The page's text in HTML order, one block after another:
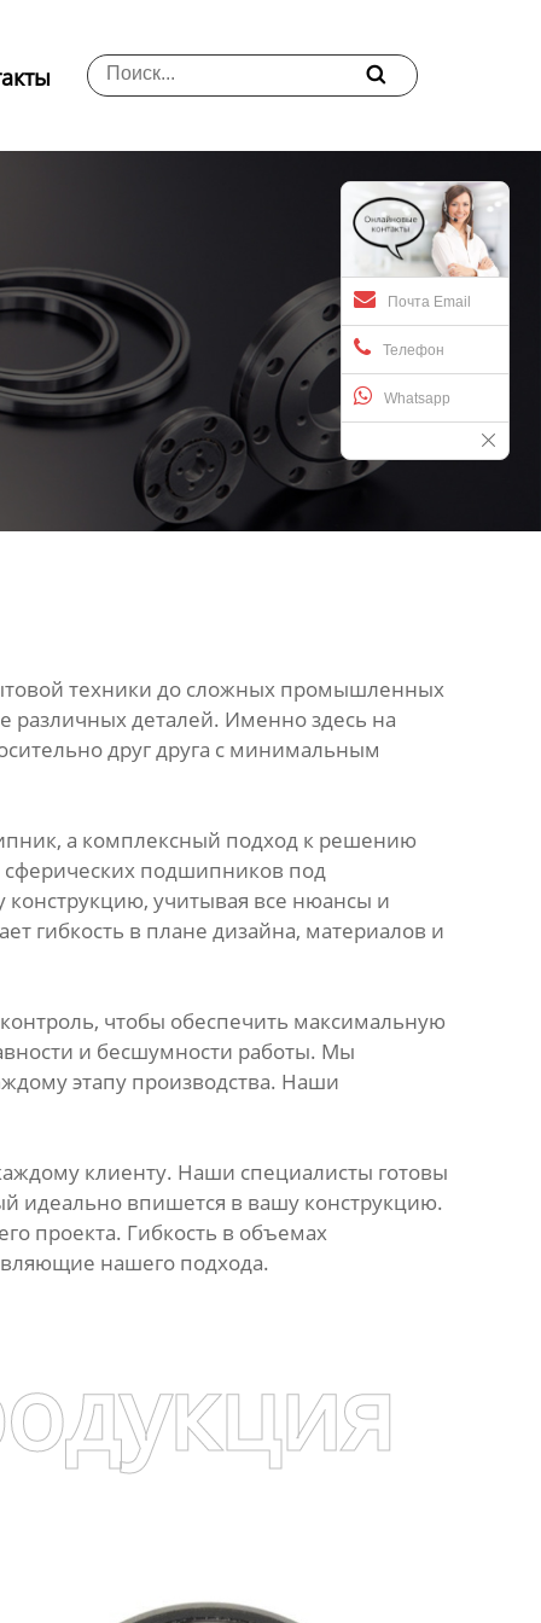

Почта Email
Телефон
Whatsapp
техники до сложных промышленных
различных деталей. Именно здесь на
друг друга с минимальным
а комплексный подход к решению
сферических подшипников под
учитывая все нюансы и
гибкость в плане дизайна, материалов и
чтобы обеспечить максимальную
и бесшумности работы. Мы
этапу производства. Наши
клиенту. Наши специалисты готовы
идеально впишется в вашу конструкцию.
проекта. Гибкость в объемах
нашего подхода.